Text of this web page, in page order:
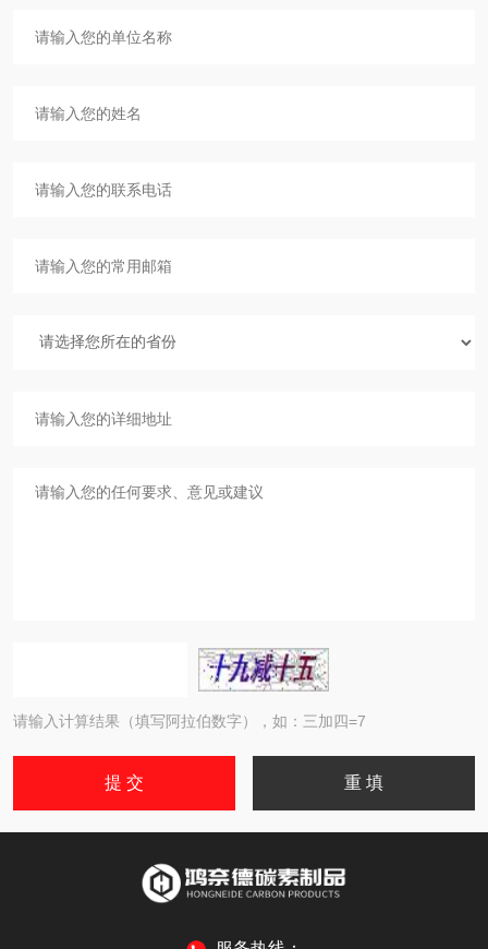
请输入计算结果（填写阿拉伯数字），如：三加四=7